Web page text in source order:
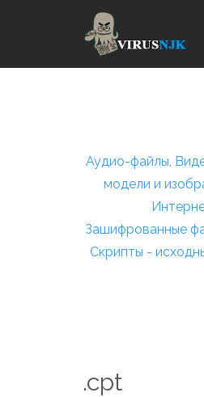
Аудио-файлы,
модели и
Зашифрованные
Скрипты -
.cpt